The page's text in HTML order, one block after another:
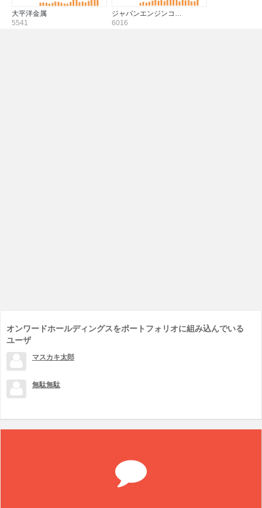
大平洋金属
5541
ジャパンエンジンコ…
6016
オンワードホールディングスをポートフォリオに組み込んでいる
ユーザ
マスカキ太郎
無駄無駄